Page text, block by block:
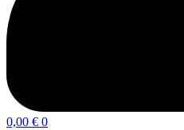
0,00 € 0